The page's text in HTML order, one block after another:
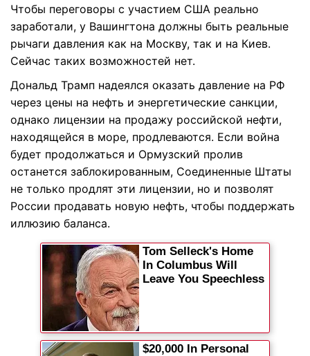
Чтобы переговоры с участием США реально
заработали, у Вашингтона должны быть реальные
рычаги давления как на Москву, так и на Киев.
Сейчас таких возможностей нет.
Дональд Трамп надеялся оказать давление на РФ
через цены на нефть и энергетические санкции,
однако лицензии на продажу российской нефти,
находящейся в море, продлеваются. Если война
будет продолжаться и Ормузский пролив
останется заблокированным, Соединенные Штаты
не только продлят эти лицензии, но и позволят
России продавать новую нефть, чтобы поддержать
иллюзию баланса.